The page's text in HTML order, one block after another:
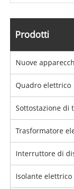
Prodotti
Nuove
Quadro elettrico
Sottostazione di
Trasformatore
Interruttore di
Isolante elettrico